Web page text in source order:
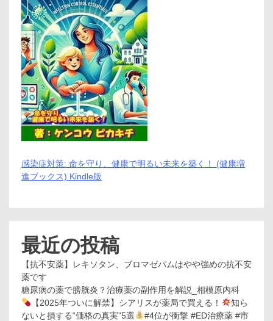
健
感染症対策: 命を守り、健康で明るい未来を築く！ (健康増
進ブックス) Kindle版
最近の投稿
【抗不安薬】レキソタン、ブロマゼパムはやや強めの抗不安
薬です
糖尿病の薬で膀胱炎？治療薬の副作用を解説_相模原内科
【2025年ついに解禁】シアリスが薬局で買える！
知ら
ないと損する“価格の真実”5選
#4位が衝撃 #ED治療薬 #市